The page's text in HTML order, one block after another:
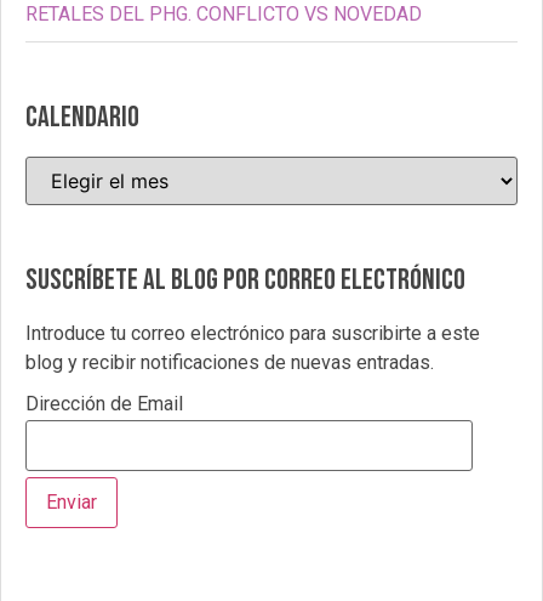
RETALES DEL PHG. CONFLICTO VS NOVEDAD
CALENDARIO
Suscríbete al blog por correo electrónico
Introduce tu correo electrónico para suscribirte a este
blog y recibir notificaciones de nuevas entradas.
Dirección de Email